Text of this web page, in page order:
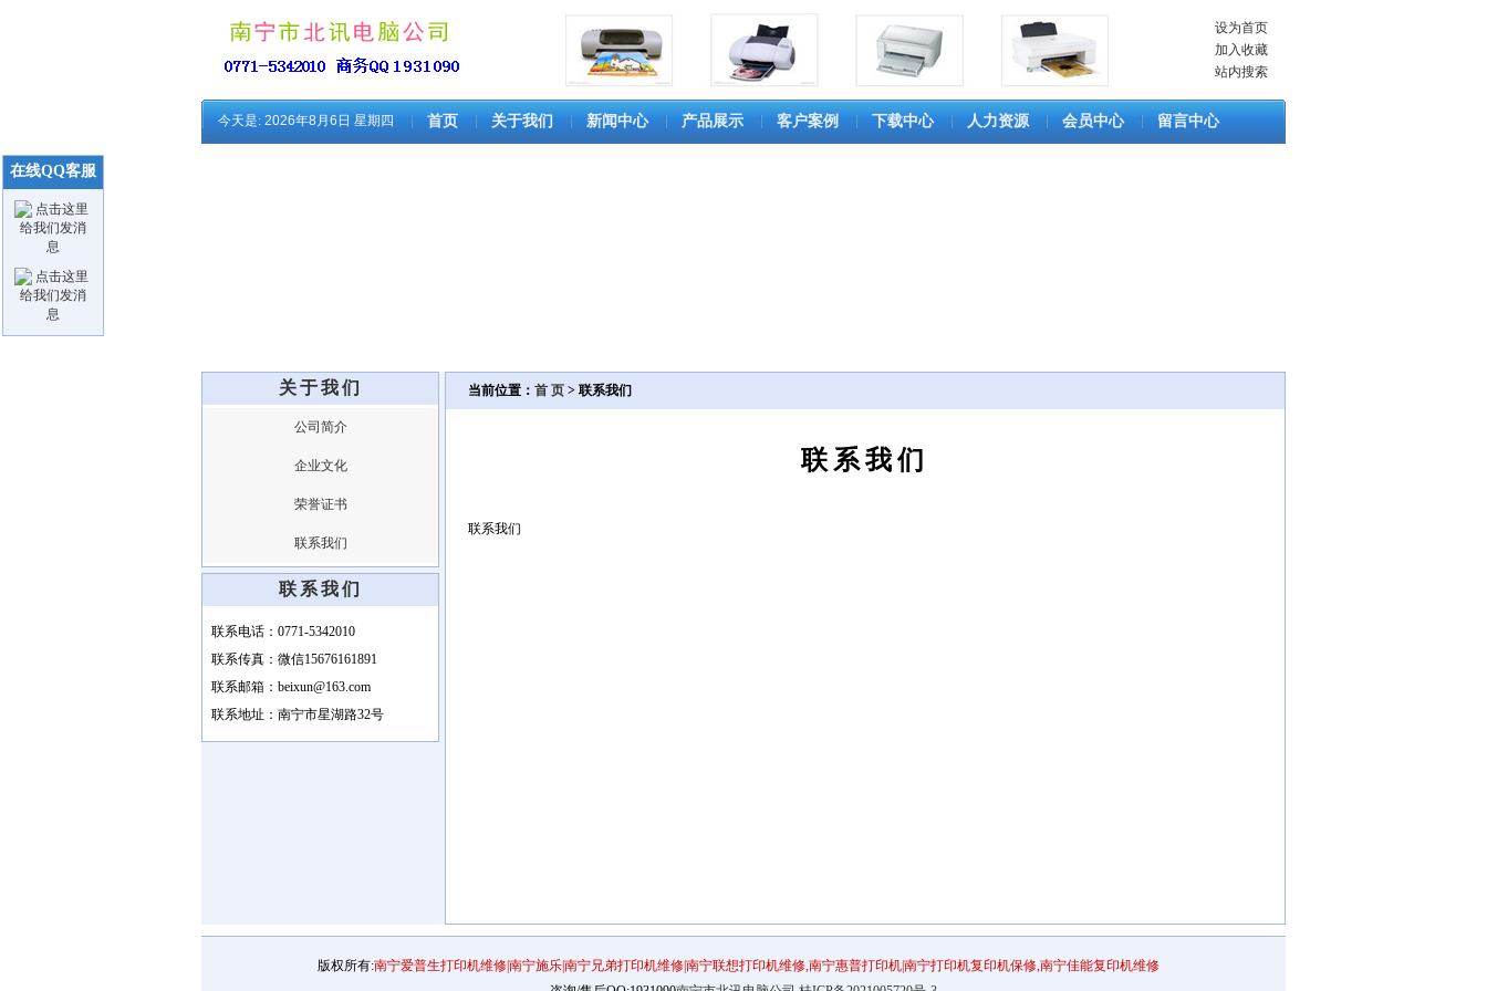
设为首页
加入收藏
站内搜索
今天是: 2026年8月6日 星期四 首页 关于我们 新闻中心 产品展示 客户案例 下载中心 人力资源 会员中心 留言中心
关于我们
公司简介
企业文化
荣誉证书
联系我们
联系我们
联系电话：0771-5342010
联系传真：微信15676161891
联系邮箱：beixun@163.com
联系地址：南宁市星湖路32号
当前位置： 首 页 > 联系我们
联系我们
联系我们
版权所有:南宁爱普生打印机维修|南宁施乐|南宁兄弟打印机维修|南宁联想打印机维修,南宁惠普打印机|南宁打印机复印机保修,南宁佳能复印机维修
在线QQ客服